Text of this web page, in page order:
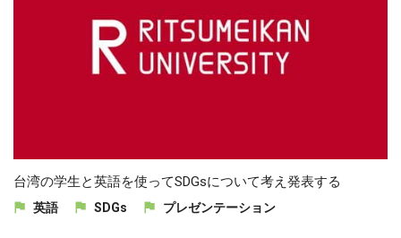
台湾の学生と英語を使ってSDGsについて考え発表する
英語 SDGs プレゼンテーション